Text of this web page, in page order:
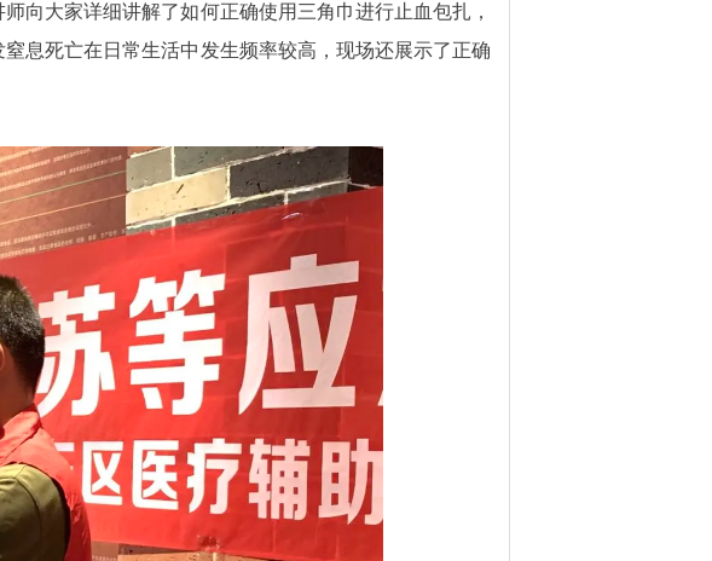
向大家详细讲解了如何正确使用三角巾进行止血包扎，
息死亡在日常生活中发生频率较高，现场还展示了正确